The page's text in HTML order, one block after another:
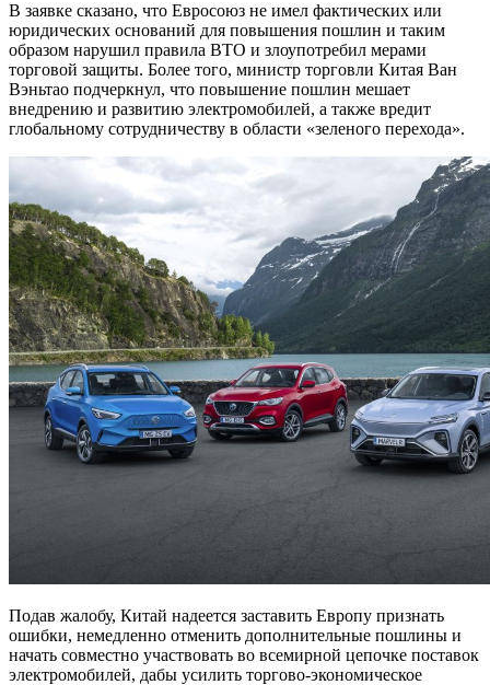
В заявке сказано, что Евросоюз не имел фактических или
юридических оснований для повышения пошлин и таким
образом нарушил правила ВТО и злоупотребил мерами
торговой защиты. Более того, министр торговли Китая Ван
Вэньтао подчеркнул, что повышение пошлин мешает
внедрению и развитию электромобилей, а также вредит
глобальному сотрудничеству в области «зеленого перехода».
Подав жалобу, Китай надеется заставить Европу признать
ошибки, немедленно отменить дополнительные пошлины и
начать совместно участвовать во всемирной цепочке поставок
электромобилей, дабы усилить торгово-экономическое